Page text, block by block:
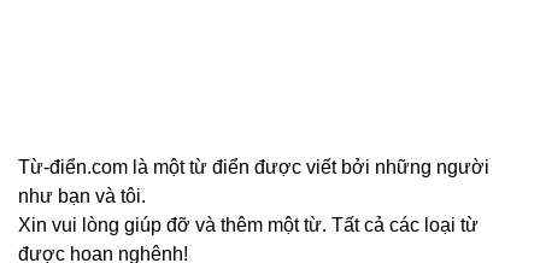
Từ-điển.com là một từ điển được viết bởi những người
như bạn và tôi.
Xin vui lòng giúp đỡ và thêm một từ. Tất cả các loại từ
được hoan nghênh!